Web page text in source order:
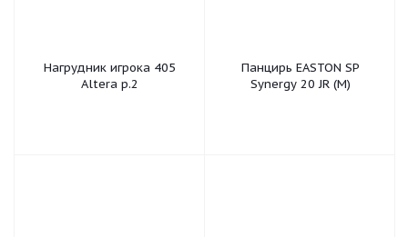
Нагрудник игрока 405
Altera р.2
Панцирь EASTON SP
Synergy 20 JR (M)